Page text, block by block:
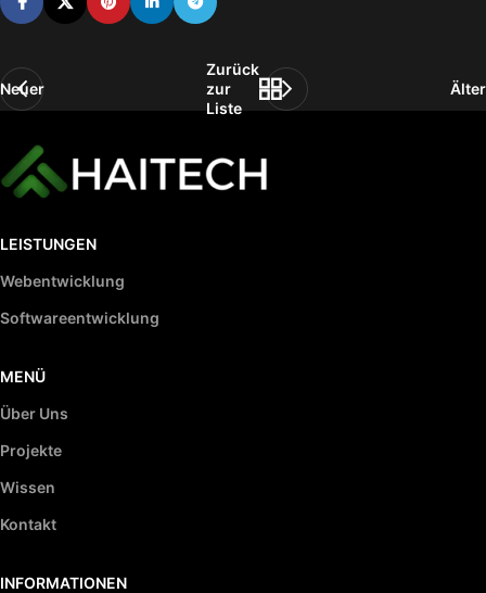
Neuer
Zurück
zur
Liste
Älter
LEISTUNGEN
Webentwicklung
Softwareentwicklung
MENÜ
Über Uns
Projekte
Wissen
Kontakt
INFORMATIONEN